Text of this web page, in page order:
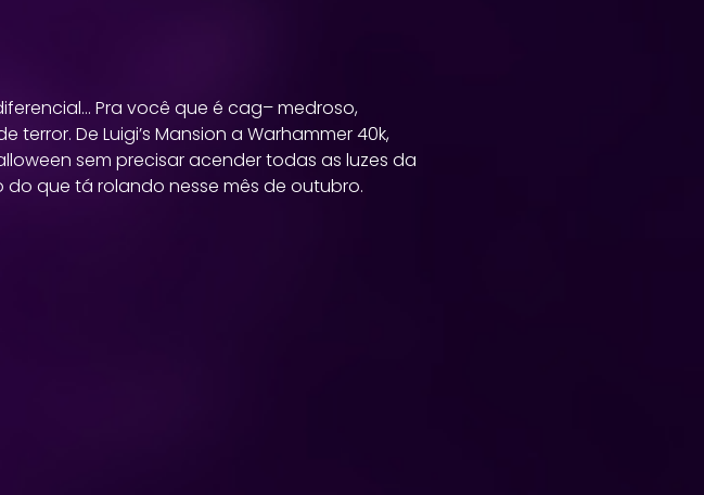
Pra você que é cag– medroso,
De Luigi’s Mansion a Warhammer 40k,
sem precisar acender todas as luzes da
que tá rolando nesse mês de outubro.